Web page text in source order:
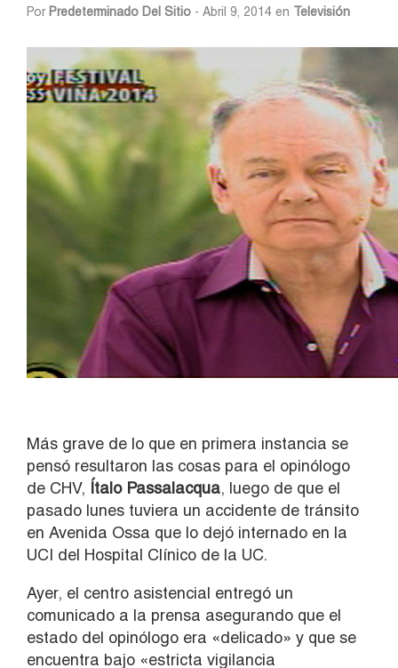
Por Predeterminado Del Sitio - Abril 9, 2014 en Televisión
Más grave de lo que en primera instancia se
pensó resultaron las cosas para el opinólogo
de CHV, Ítalo Passalacqua, luego de que el
pasado lunes tuviera un accidente de tránsito
en Avenida Ossa que lo dejó internado en la
UCI del Hospital Clínico de la UC.
Ayer, el centro asistencial entregó un
comunicado a la prensa asegurando que el
estado del opinólogo era «delicado» y que se
encuentra bajo «estricta vigilancia